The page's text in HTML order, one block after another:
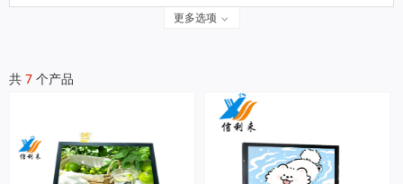
更多选项 ꀁ
共 7 个产品